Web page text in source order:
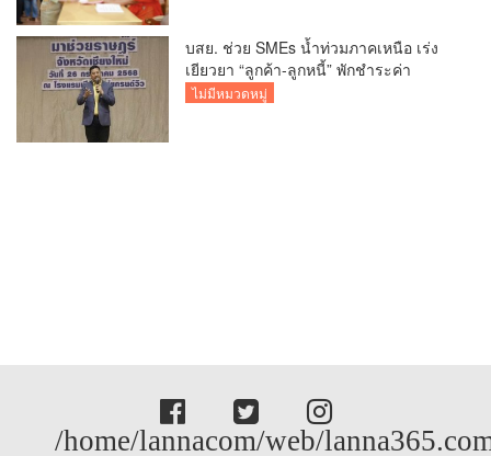
บสย. ช่วย SMEs น้ำท่วมภาคเหนือ เร่ง
เยียวยา “ลูกค้า-ลูกหนี้” พักชำระค่า
ธรรมเนียม-ค่างวด
ไม่มีหมวดหมู่
/home/lannacom/web/